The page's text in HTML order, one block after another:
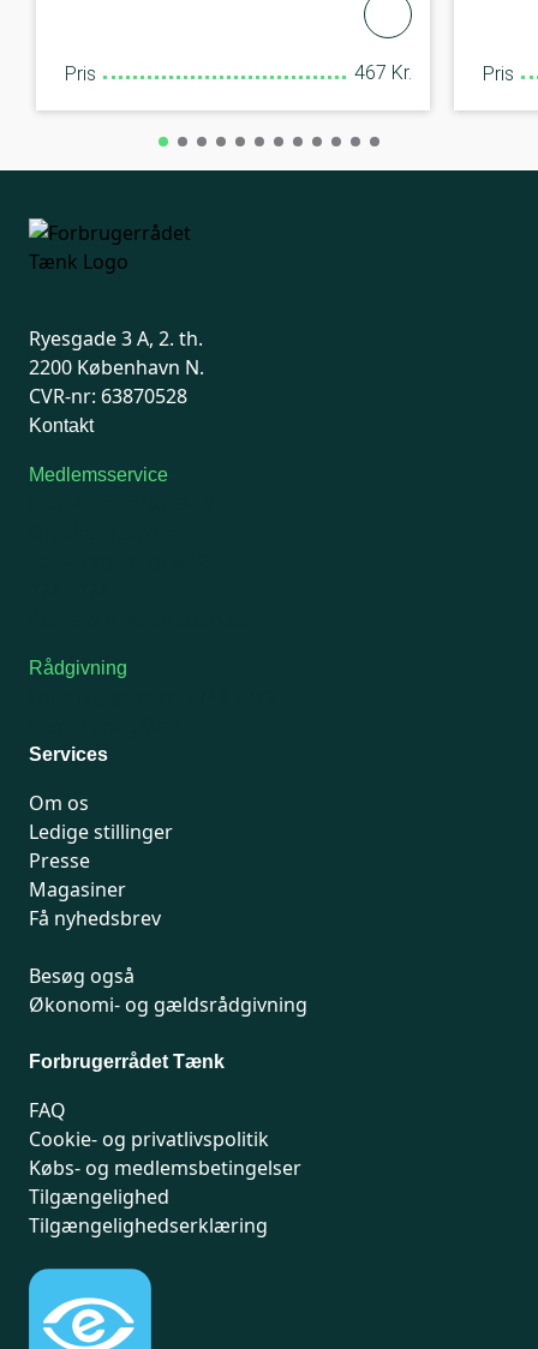
Pris 467 Kr. Pris
Ryesgade 3 A, 2. th.
2200 København N.
CVR-nr: 63870528
Kontakt
Medlemsservice
Rådgivning
Services
Om os
Ledige stillinger
Presse
Magasiner
Få nyhedsbrev
Besøg også
Økonomi- og gældsrådgivning
Forbrugerrådet Tænk
FAQ
Cookie- og privatlivspolitik
Købs- og medlemsbetingelser
Tilgængelighed
Tilgængelighedserklæring